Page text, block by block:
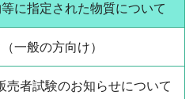
に指定された物質について
一般の方向け）
売者試験のお知らせについて